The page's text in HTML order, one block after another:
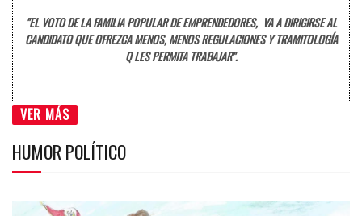
"EL VOTO DE LA FAMILIA POPULAR DE EMPRENDEDORES, VA A DIRIGIRSE AL
CANDIDATO QUE OFREZCA MENOS, MENOS REGULACIONES Y TRAMITOLOGÍA
Q LES PERMITA TRABAJAR".
VER MÁS
HUMOR POLÍTICO